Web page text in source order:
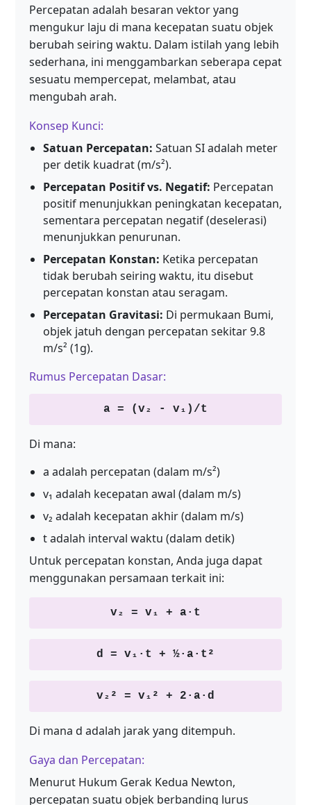
Percepatan adalah besaran vektor yang
mengukur laju di mana kecepatan suatu objek
berubah seiring waktu. Dalam istilah yang lebih
sederhana, ini menggambarkan seberapa cepat
sesuatu mempercepat, melambat, atau
mengubah arah.
Konsep Kunci:
Satuan Percepatan: Satuan SI adalah meter
per detik kuadrat (m/s²).
Percepatan Positif vs. Negatif: Percepatan
positif menunjukkan peningkatan kecepatan,
sementara percepatan negatif (deselerasi)
menunjukkan penurunan.
Percepatan Konstan: Ketika percepatan
tidak berubah seiring waktu, itu disebut
percepatan konstan atau seragam.
Percepatan Gravitasi: Di permukaan Bumi,
objek jatuh dengan percepatan sekitar 9.8
m/s² (1g).
Rumus Percepatan Dasar:
a = (v₂ - v₁)/t
Di mana:
a adalah percepatan (dalam m/s²)
v₁ adalah kecepatan awal (dalam m/s)
v₂ adalah kecepatan akhir (dalam m/s)
t adalah interval waktu (dalam detik)
Untuk percepatan konstan, Anda juga dapat
menggunakan persamaan terkait ini:
v₂ = v₁ + a·t
d = v₁·t + ½·a·t²
v₂² = v₁² + 2·a·d
Di mana d adalah jarak yang ditempuh.
Gaya dan Percepatan:
Menurut Hukum Gerak Kedua Newton,
percepatan suatu objek berbanding lurus